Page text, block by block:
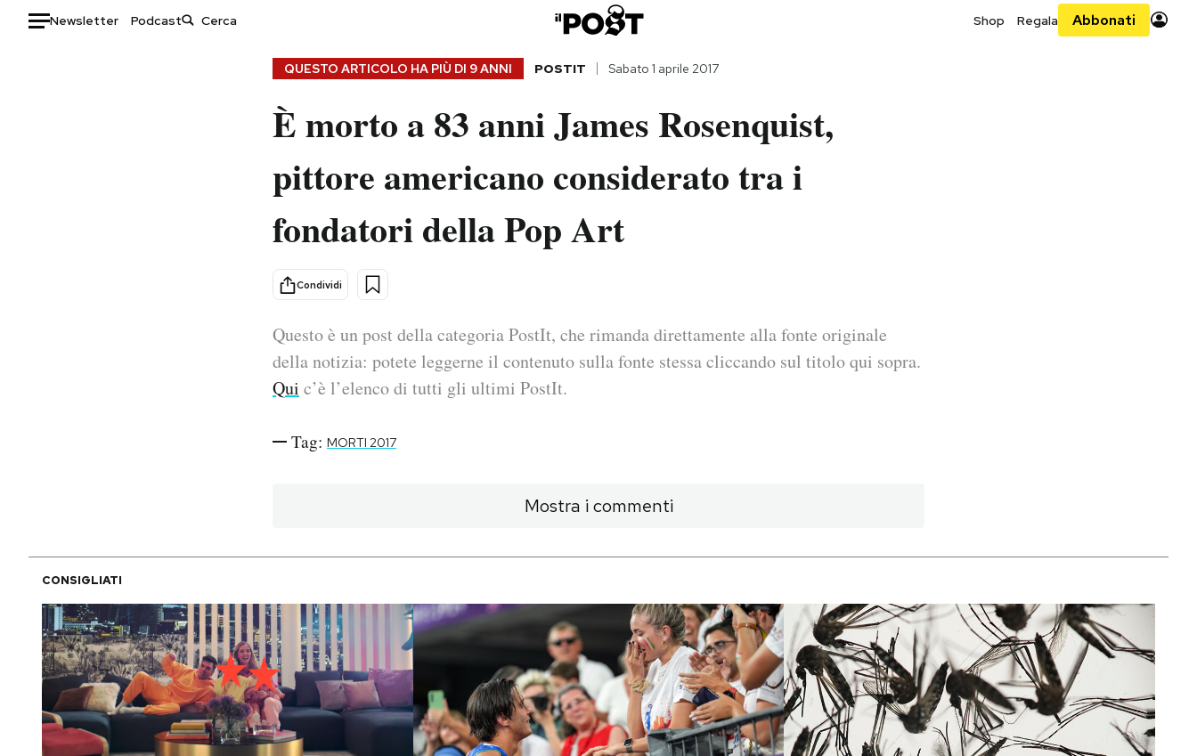
Newsletter Podcast Shop Regala Abbonati
Consumismi
Storie/Idee
Altrecose
Mondiali calcio 2026
SHOP
CALENDARIO
AREA PERSONALE
QUESTO ARTICOLO HA PIÙ DI 9 ANNI POSTIT Sabato 1 aprile 2017
È morto a 83 anni James Rosenquist,
pittore americano considerato tra i
fondatori della Pop Art
Condividi
Questo è un post della categoria PostIt, che rimanda direttamente alla fonte originale
della notizia: potete leggerne il contenuto sulla fonte stessa cliccando sul titolo qui sopra.
Qui c’è l’elenco di tutti gli ultimi PostIt.
Tag: MORTI 2017
Mostra i commenti
CONSIGLIATI